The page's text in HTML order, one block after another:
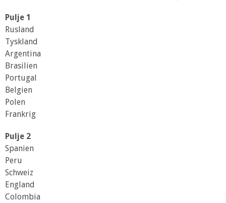
Pulje 1
Rusland
Tyskland
Argentina
Brasilien
Portugal
Belgien
Polen
Frankrig
Pulje 2
Spanien
Peru
Schweiz
England
Colombia